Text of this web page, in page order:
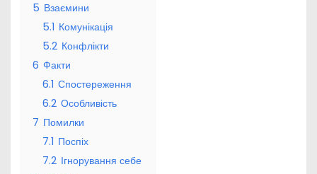
5 Взаємини
5.1 Комунікація
5.2 Конфлікти
6 Факти
6.1 Спостереження
6.2 Особливість
7 Помилки
7.1 Поспіх
7.2 Ігнорування себе